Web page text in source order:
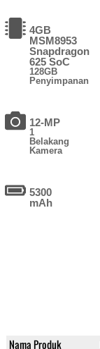
4GB
MSM8953
Snapdragon
625 SoC
128GB
Penyimpanan
12-MP
1
Belakang
Kamera
5300
mAh
Nama Produk